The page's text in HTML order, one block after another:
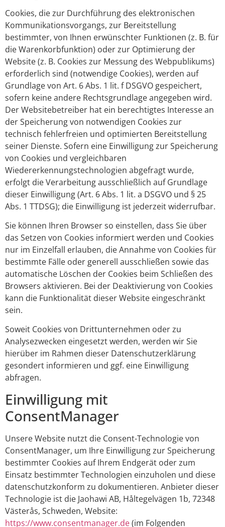
Cookies, die zur Durchführung des elektronischen
Kommunikationsvorgangs, zur Bereitstellung
bestimmter, von Ihnen erwünschter Funktionen (z. B. für
die Warenkorbfunktion) oder zur Optimierung der
Website (z. B. Cookies zur Messung des Webpublikums)
erforderlich sind (notwendige Cookies), werden auf
Grundlage von Art. 6 Abs. 1 lit. f DSGVO gespeichert,
sofern keine andere Rechtsgrundlage angegeben wird.
Der Websitebetreiber hat ein berechtigtes Interesse an
der Speicherung von notwendigen Cookies zur
technisch fehlerfreien und optimierten Bereitstellung
seiner Dienste. Sofern eine Einwilligung zur Speicherung
von Cookies und vergleichbaren
Wiedererkennungstechnologien abgefragt wurde,
erfolgt die Verarbeitung ausschließlich auf Grundlage
dieser Einwilligung (Art. 6 Abs. 1 lit. a DSGVO und § 25
Abs. 1 TTDSG); die Einwilligung ist jederzeit widerrufbar.
Sie können Ihren Browser so einstellen, dass Sie über
das Setzen von Cookies informiert werden und Cookies
nur im Einzelfall erlauben, die Annahme von Cookies für
bestimmte Fälle oder generell ausschließen sowie das
automatische Löschen der Cookies beim Schließen des
Browsers aktivieren. Bei der Deaktivierung von Cookies
kann die Funktionalität dieser Website eingeschränkt
sein.
Soweit Cookies von Drittunternehmen oder zu
Analysezwecken eingesetzt werden, werden wir Sie
hierüber im Rahmen dieser Datenschutzerklärung
gesondert informieren und ggf. eine Einwilligung
abfragen.
Einwilligung mit
ConsentManager
Unsere Website nutzt die Consent-Technologie von
ConsentManager, um Ihre Einwilligung zur Speicherung
bestimmter Cookies auf Ihrem Endgerät oder zum
Einsatz bestimmter Technologien einzuholen und diese
datenschutzkonform zu dokumentieren. Anbieter dieser
Technologie ist die Jaohawi AB, Håltegelvägen 1b, 72348
Västerås, Schweden, Website:
https://www.consentmanager.de(im Folgenden